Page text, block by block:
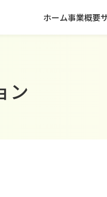
ホーム事業概要
ン